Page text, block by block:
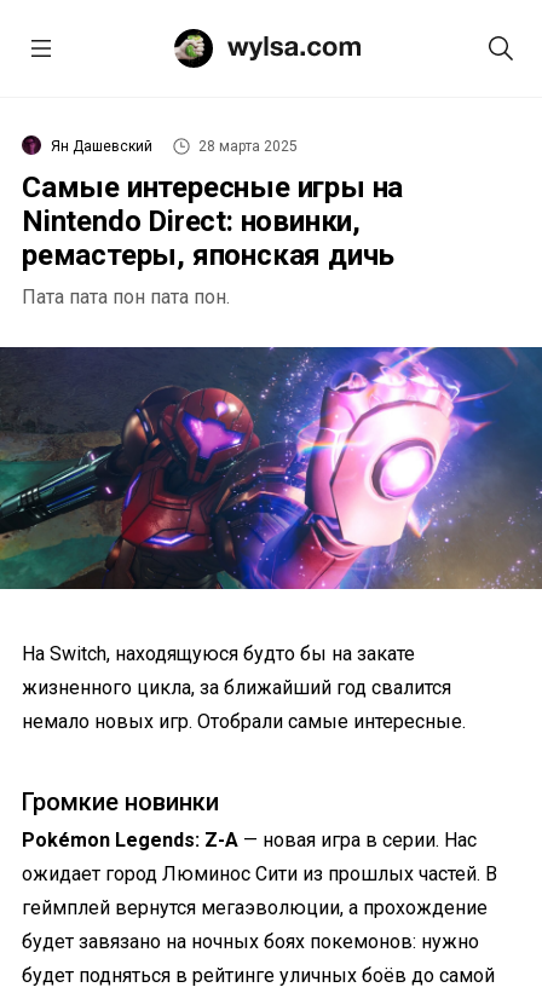
Ян Дашевский 28 марта 2025
Самые интересные игры на
Nintendo Direct: новинки,
ремастеры, японская дичь
Пата пата пон пата пон.
На Switch, находящуюся будто бы на закате
жизненного цикла, за ближайший год свалится
немало новых игр. Отобрали самые интересные.
Громкие новинки
Pokémon Legends: Z-A — новая игра в серии. Нас
ожидает город Люминос Сити из прошлых частей. В
геймплей вернутся мегаэволюции, а прохождение
будет завязано на ночных боях покемонов: нужно
будет подняться в рейтинге уличных боёв до самой